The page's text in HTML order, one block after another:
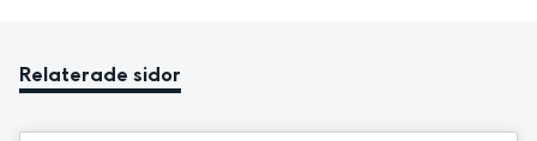
Relaterade sidor